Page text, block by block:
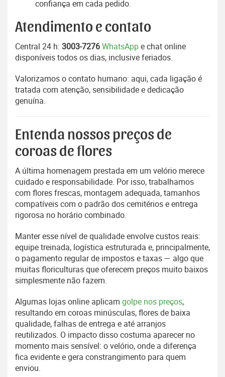
confiança em cada pedido.
Atendimento e contato
Central 24 h: 3003-7276WhatsAppe chat online
disponíveis todos os dias, inclusive feriados.
Valorizamos o contato humano: aqui, cada ligação é
tratada com atenção, sensibilidade e dedicação
genuína.
Entenda nossos preços de
coroas de flores
A última homenagem prestada em um velório merece
cuidado e responsabilidade. Por isso, trabalhamos
com flores frescas, montagem adequada, tamanhos
compatíveis com o padrão dos cemitérios e entrega
rigorosa no horário combinado.
Manter esse nível de qualidade envolve custos reais:
equipe treinada, logística estruturada e, principalmente,
o pagamento regular de impostos e taxas — algo que
muitas floriculturas que oferecem preços muito baixos
simplesmente não fazem.
Algumas lojas online aplicam golpe nos preços,
resultando em coroas minúsculas, flores de baixa
qualidade, falhas de entrega e até arranjos
reutilizados. O impacto disso costuma aparecer no
momento mais sensível: o velório, onde a diferença
fica evidente e gera constrangimento para quem
enviou.